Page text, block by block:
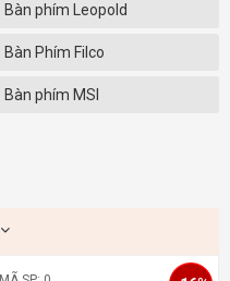
Bàn phím Leopold
Bàn Phím Filco
Bàn phím MSI